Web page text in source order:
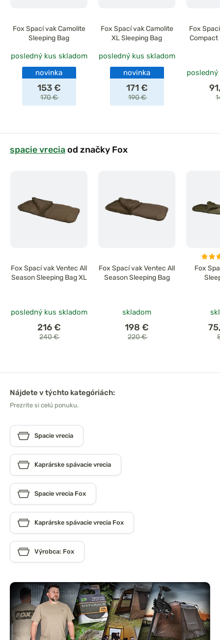
Fox Spací vak Camolite
Sleeping Bag
posledný kus skladom
novinka
153 €
170 €
Fox Spací vak Camolite
XL Sleeping Bag
posledný kus skladom
novinka
171 €
190 €
Fox
Compact
spacie vreciaod značky Fox
Fox Spací vak Ventec All
Season Sleeping Bag XL
posledný kus skladom
216 €
240 €
Fox Spací vak Ventec All
Season Sleeping Bag
skladom
198 €
220 €
Fox
Nájdete v týchto kategóriách:
Prezrite si celú ponuku.
Spacie vrecia
Kaprárske spávacie vrecia
Spacie vrecia Fox
Kaprárske spávacie vrecia Fox
Výrobca: Fox